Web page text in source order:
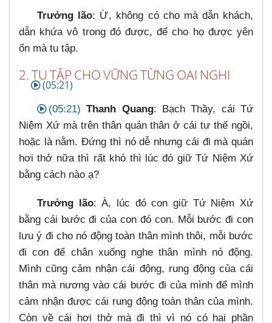
Trưởng lão: Ừ, không có cho mà dẫn khách,
dẫn khứa vô trong đó được, để cho họ được yên
ổn mà tu tập.
2. TU TẬP CHO VỮNG TỪNG OAI NGHI
(05:21)
(05:21) Thanh Quang: Bạch Thầy, cái Tứ
Niệm Xứ mà trên thân quán thân ở cái tư thế ngồi,
hoặc là nằm. Đứng thì nó dễ nhưng cái đi mà quán
hơi thở nữa thì rất khó thì lúc đó giữ Tứ Niệm Xứ
bằng cách nào ạ?
Trưởng lão: À, lúc đó con giữ Tứ Niệm Xứ
bằng cái bước đi của con đó con. Mỗi bước đi con
lưu ý đi cho nó động toàn thân mình thôi, mỗi bước
đi con để chân xuống nghe thân mình nó động.
Mình cũng cảm nhận cái động, rung động của cái
thân mà nương vào cái bước đi của mình để mình
cảm nhận được cái rung động toàn thân của mình.
Còn về cái hơi thở mà đi thì vì nó có hai phần